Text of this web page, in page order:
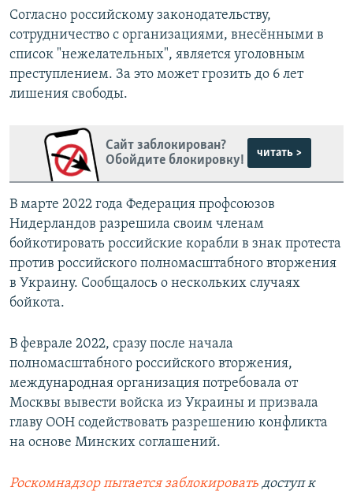
Согласно российскому законодательству,
сотрудничество с организациями, внесёнными в
список "нежелательных", является уголовным
преступлением. За это может грозить до 6 лет
лишения свободы.
Сайт заблокирован?
Обойдите блокировку!
читать >
В марте 2022 года Федерация профсоюзов
Нидерландов разрешила своим членам
бойкотировать российские корабли в знак протеста
против российского полномасштабного вторжения
в Украину. Сообщалось о нескольких случаях
бойкота.
В феврале 2022, сразу после начала
полномасштабного российского вторжения,
международная организация потребовала от
Москвы вывести войска из Украины и призвала
главу ООН содействовать разрешению конфликта
на основе Минских соглашений.
Роскомнадзор пытается заблокировать доступ к